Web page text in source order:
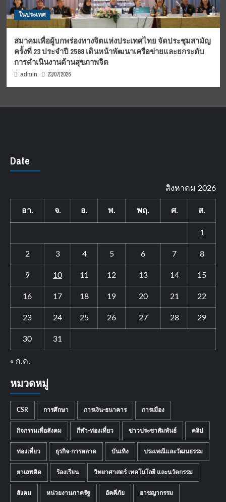
ในประเทศ
สมาคมเพื่อผู้บกพร่องทางจิตแห่งประเทศไทย จัดประชุมสามัญ
ครั้งที่ 23 ประจำปี 2568 เดินหน้าพัฒนาเครือข่ายและยกระดับ
การดำเนินงานด้านสุขภาพจิต
admin 23/07/2026
Date
สิงหาคม 2026
อา. จ. อ. พ. พฤ. ศ. ส.
1
2 3 4 5 6 7 8
9 10 11 12 13 14 15
16 17 18 19 20 21 22
23 24 25 26 27 28 29
30 31
« ก.ค.
หมวดหมู่
CSR การศึกษา การเงิน-ธนาคาร การเมือง
กิจกรรมเพื่อสังคม กีฬา-ท่องเที่ยว ข่าวประชาสัมพันธ์ คลิป
ท่องเที่ยว ธุรกิจ-การตลาด บันเทิง ประเพณีและวัฒนธรรม
ยาเสพติด ร้องเรียน วิทยาศาสตร์ เทคโนโลยี และนวัตกรรม
สังคม หน่วยงานภาครัฐ อัคคีภัย อาชญากรรม